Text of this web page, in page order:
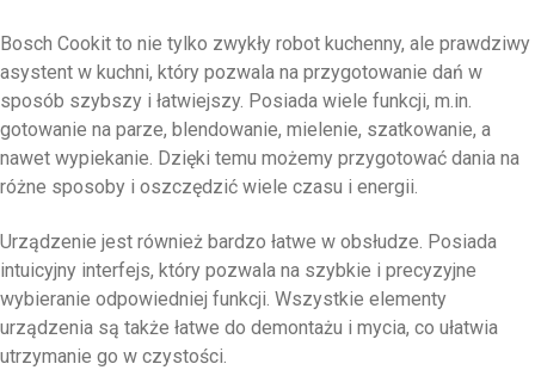
Bosch Cookit to nie tylko zwykły robot kuchenny, ale prawdziwy
asystent w kuchni, który pozwala na przygotowanie dań w
sposób szybszy i łatwiejszy. Posiada wiele funkcji, m.in.
gotowanie na parze, blendowanie, mielenie, szatkowanie, a
nawet wypiekanie. Dzięki temu możemy przygotować dania na
różne sposoby i oszczędzić wiele czasu i energii.
Urządzenie jest również bardzo łatwe w obsłudze. Posiada
intuicyjny interfejs, który pozwala na szybkie i precyzyjne
wybieranie odpowiedniej funkcji. Wszystkie elementy
urządzenia są także łatwe do demontażu i mycia, co ułatwia
utrzymanie go w czystości.